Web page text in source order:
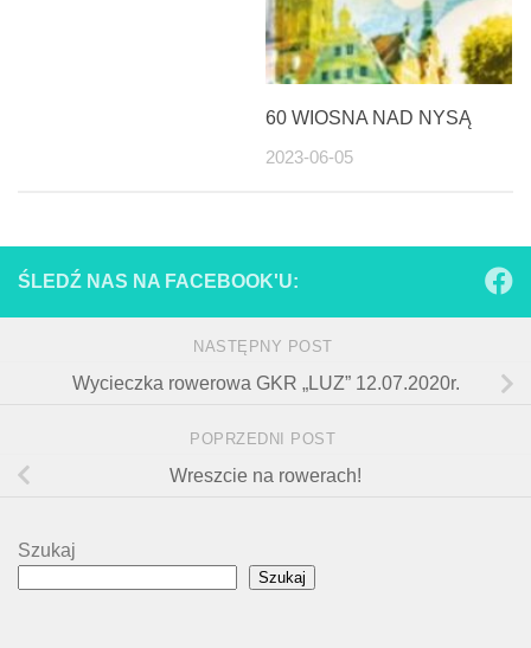
60 WIOSNA NAD NYSĄ
2023-06-05
ŚLEDŹ NAS NA FACEBOOK'U:
NASTĘPNY POST
Wycieczka rowerowa GKR „LUZ” 12.07.2020r.
POPRZEDNI POST
Wreszcie na rowerach!
Szukaj
Szukaj